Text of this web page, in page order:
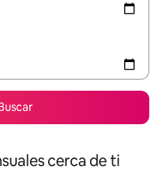
cerca de ti